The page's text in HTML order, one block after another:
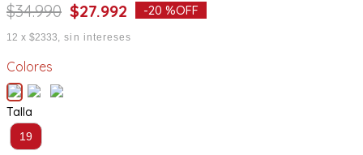
$34.990 $27.992 -20 %OFF
12 x $2333 sin intereses
Colores
Talla
19